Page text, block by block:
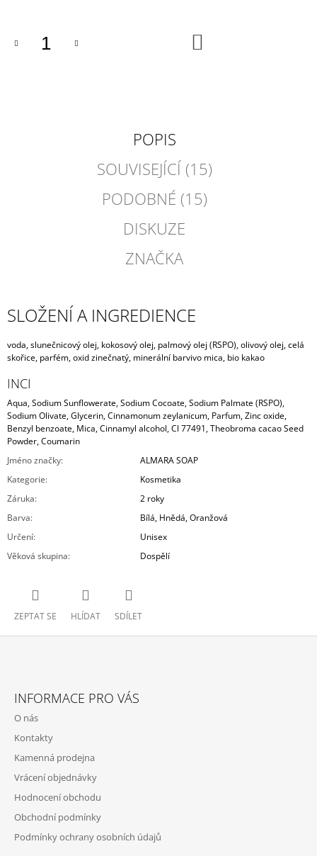
POPIS
SOUVISEJÍCÍ (15)
PODOBNÉ (15)
DISKUZE
ZNAČKA
SLOŽENÍ A INGREDIENCE
voda,slunečnicový olej, kokosový olej, palmový olej (RSPO),olivový olej,celá
skořice, parfém,oxid zinečnatý, minerální barvivo mica, bio kakao
INCI
Aqua, Sodium Sunflowerate, Sodium Cocoate, Sodium Palmate (RSPO),
Sodium Olivate, Glycerin, Cinnamonum zeylanicum, Parfum, Zinc oxide,
Benzyl benzoate, Mica, Cinnamyl alcohol, Cl 77491, Theobroma cacao Seed
Powder, Coumarin
Jméno značky:
ALMARA SOAP
Kategorie:
Kosmetika
Záruka:
2 roky
Barva: Bílá, Hnědá,Oranžová
Určení:
Unisex
Věková skupina: Dospělí
ZEPTAT SE HLÍDAT SDÍLET
INFORMACE PRO VÁS
O nás
Kontakty
Kamenná prodejna
Vrácení objednávky
Hodnocení obchodu
Obchodní podmínky
Podmínky ochrany osobních údajů